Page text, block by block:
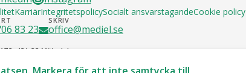
KarriärIntegritetspolicySocialt ansvarstagandeCookie policy
83 23
SKRIV
office@mediel.se
431 22 Mölndal